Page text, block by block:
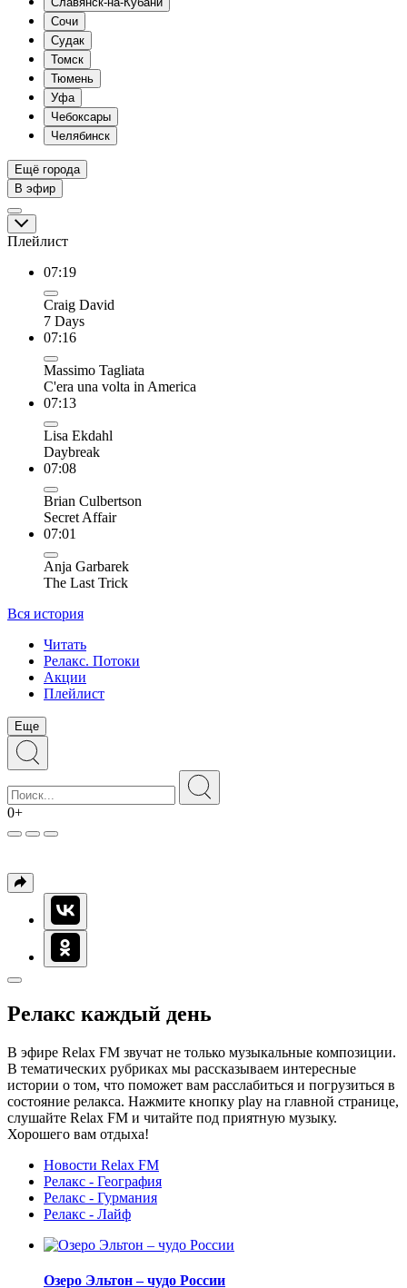
Сочи
Судак
Томск
Тюмень
Уфа
Чебоксары
Челябинск
Ещё города
В эфир
Плейлист
07:19
Craig David
7 Days
07:16
Massimo Tagliata
C'era una volta in America
07:13
Lisa Ekdahl
Daybreak
07:08
Brian Culbertson
Secret Affair
07:01
Anja Garbarek
The Last Trick
Вся история
Читать
Релакс. Потоки
Акции
Плейлист
Еще
0+
Релакс каждый день
В эфире Relax FM звучат не только музыкальные композиции.
В тематических рубриках мы рассказываем интересные
истории о том, что поможет вам расслабиться и погрузиться в
состояние релакса. Нажмите кнопку play на главной странице,
слушайте Relax FM и читайте под приятную музыку.
Хорошего вам отдыха!
Новости Relax FM
Релакс - География
Релакс - Гурмания
Релакс - Лайф
Озеро Эльтон – чудо России